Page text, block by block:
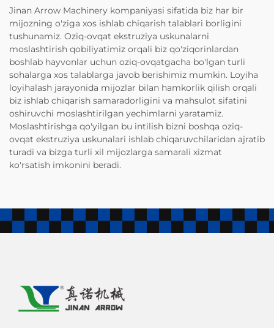
Jinan Arrow Machinery kompaniyasi sifatida biz har bir
mijozning o'ziga xos ishlab chiqarish talablari borligini
tushunamiz. Oziq-ovqat ekstruziya uskunalarni
moslashtirish qobiliyatimiz orqali biz qo'ziqorinlardan
boshlab hayvonlar uchun oziq-ovqatgacha bo'lgan turli
sohalarga xos talablarga javob berishimiz mumkin. Loyiha
loyihalash jarayonida mijozlar bilan hamkorlik qilish orqali
biz ishlab chiqarish samaradorligini va mahsulot sifatini
oshiruvchi moslashtirilgan yechimlarni yaratamiz.
Moslashtirishga qo'yilgan bu intilish bizni boshqa oziq-
ovqat ekstruziya uskunalari ishlab chiqaruvchilaridan ajratib
turadi va bizga turli xil mijozlarga samarali xizmat
ko'rsatish imkonini beradi.